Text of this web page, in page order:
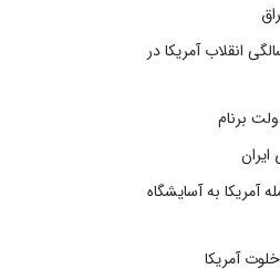
انقلاب آمریکا در
برنام
ایران
آمریکا به آسایشگاه
آمریکا